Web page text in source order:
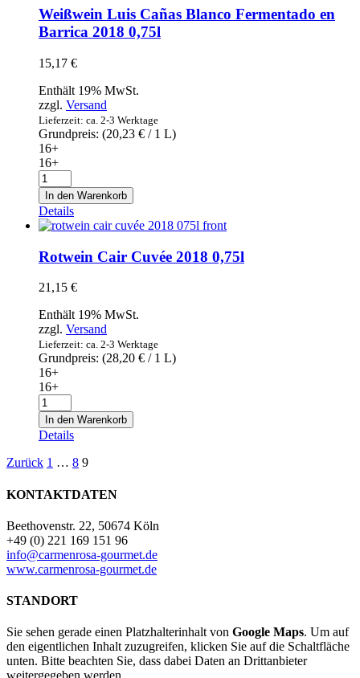
Weißwein Luis Cañas Blanco Fermentado en
Barrica 2018 0,75l
15,17 €
Enthält 19% MwSt.
zzgl. Versand
Lieferzeit: ca. 2-3 Werktage
Grundpreis: (20,23 € / 1 L)
16+
16+
Weißwein
Luis
Cañas
Blanco
Fermentado
en
Barrica
0,75l
In den Warenkorb
Details
Rotwein Cair Cuvée 2018 0,75l
21,15 €
Enthält 19% MwSt.
zzgl. Versand
Lieferzeit: ca. 2-3 Werktage
Grundpreis: (28,20 € / 1 L)
16+
16+
Rotwein
Cair
Cuvée
2018
0,75l
Menge
In den Warenkorb
Details
Zurück 1 … 8 9
KONTAKTDATEN
Beethovenstr. 22, 50674 Köln
+49 (0) 221 169 151 96
info@carmenrosa-gourmet.de
www.carmenrosa-gourmet.de
STANDORT
Sie sehen gerade einen Platzhalterinhalt von Google Maps. Um auf
den eigentlichen Inhalt zuzugreifen, klicken Sie auf die Schaltfläche
unten. Bitte beachten Sie, dass dabei Daten an Drittanbieter